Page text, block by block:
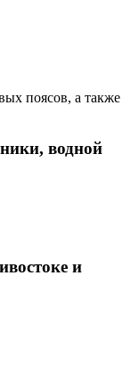
поясов, а также
водной
и